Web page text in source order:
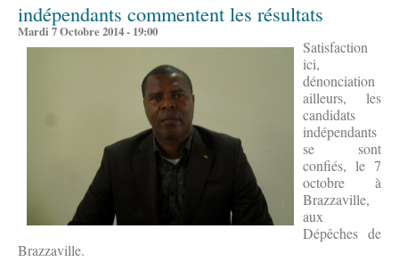
indépendants commentent les résultats
Mardi 7 Octobre 2014 - 19:00
Satisfaction
ici,
dénonciation
ailleurs, les
candidats
indépendants
se sont
confiés, le 7
octobre à
Brazzaville,
aux
Dépêches de
Brazzaville.